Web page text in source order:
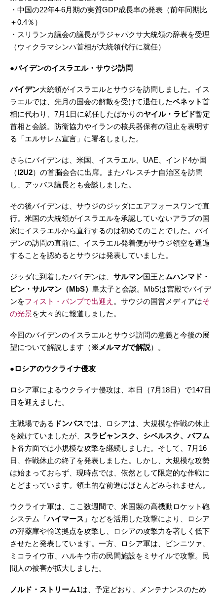
・中国の22年4-6月期の実質GDP成長率の発表（前年同期比
＋0.4％）
・スリランカ議会の議長がラジャパクサ大統領の辞表を受理
（ウィクラマシンハ首相が大統領代行に就任）
●バイデンのイスラエル・サウジ訪問
バイデン大統領がイスラエルとサウジを訪問しました。イス
ラエルでは、先月の国会の解散を受けて退任したベネット首
相に代わり、7月1日に就任したばかりのヤイル・ラピド暫定
首相と会談。防衛協力やイランの核兵器保有の阻止を表明す
る「エルサレム宣言」に署名しました。
さらにバイデンは、米国、イスラエル、UAE、インド4か国
（I2U2）の首脳会合に出席。またパレスチナ自治区を訪問
し、アッバス議長とも会談しました。
その後バイデンは、サウジのジッダにエアフォースワンで直
行。米国の大統領がイスラエルを承認していないアラブの国
家にイスラエルから直行するのは初めてのことでした。バイ
デンの訪問の直前に、イスラエル発着便がサウジ領空を通過
することを認めるとサウジは発表していました。
ジッダに到着したバイデンは、 サルマン国王とムハンマド・
ビン・サルマン（MbS） 皇太子と会談。MbSは宮殿でバイデ
ンをフィスト・バンプで出迎え 。サウジの国営メディアはそ
の光景を大々的に報道しました。
今回のバイデンのイスラエルとサウジ訪問の意義と今後の展
望について解説します（ ※メルマガで解説）。
●ロシアのウクライナ侵攻
ロシア軍によるウクライナ侵攻は、本日（7月18日）で147日
目を迎えました。
主戦場である ドンバスでは、ロシアは、大規模な作戦の休止
を続けていましたが、
スラビャンスク、シベルスク、バフム
ト各方面では小規模な攻撃を継続しました。そして、7月16
日、作戦休止の終了を発表しました。しかし、大規模な攻勢
は始まっておらず、現時点では、依然として限定的な作戦に
とどまっています。領土的な前進はほとんどみられません。
ウクライナ軍は、ここ数週間で、米国製の高機動ロケット砲
システム「ハイマース 」などを活用した攻撃により、ロシア
の弾薬庫や輸送拠点を攻撃し、ロシアの攻撃力を著しく低下
させたと発表しています。一方、ロシア軍は、ビンニツァ、
ミコライウ市、ハルキウ市の民間施設をミサイルで攻撃。民
間人の被害が拡大しました。
ノルド・ストリーム1は、予定どおり、メンテナンスのため